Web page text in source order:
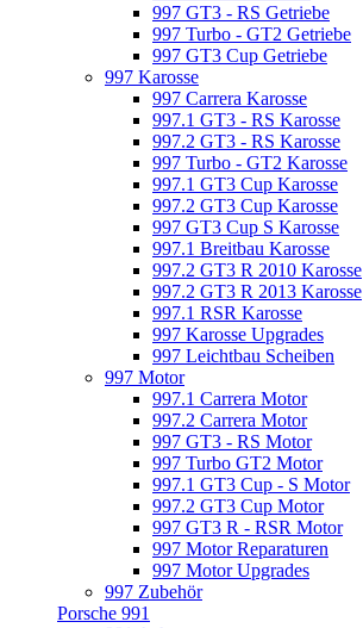
997 GT3 - RS Getriebe
997 Turbo - GT2 Getriebe
997 GT3 Cup Getriebe
997 Karosse
997 Carrera Karosse
997.1 GT3 - RS Karosse
997.2 GT3 - RS Karosse
997 Turbo - GT2 Karosse
997.1 GT3 Cup Karosse
997.2 GT3 Cup Karosse
997 GT3 Cup S Karosse
997.1 Breitbau Karosse
997.2 GT3 R 2010 Karosse
997.2 GT3 R 2013 Karosse
997.1 RSR Karosse
997 Karosse Upgrades
997 Leichtbau Scheiben
997 Motor
997.1 Carrera Motor
997.2 Carrera Motor
997 GT3 - RS Motor
997 Turbo GT2 Motor
997.1 GT3 Cup - S Motor
997.2 GT3 Cup Motor
997 GT3 R - RSR Motor
997 Motor Reparaturen
997 Motor Upgrades
997 Zubehör
Porsche 991